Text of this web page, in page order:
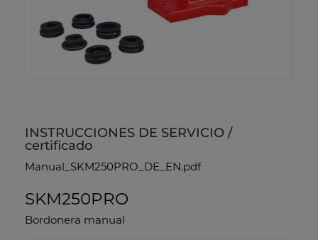
INSTRUCCIONES DE SERVICIO /
certificado
Manual_SKM250PRO_DE_EN.pdf
SKM250PRO
Bordonera manual